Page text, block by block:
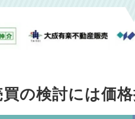
買の検討には価